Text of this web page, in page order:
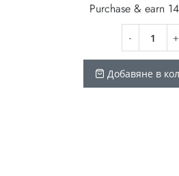
Purchase & earn
Добавяне в